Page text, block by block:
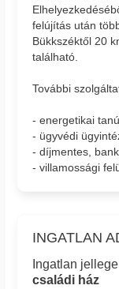
felújítás után
Bükkszéktől 20
található.
További
- energetikai
- ügyvédi
- díjmentes,
- villamossági
INGATLAN
Ingatlan jellege
családi ház